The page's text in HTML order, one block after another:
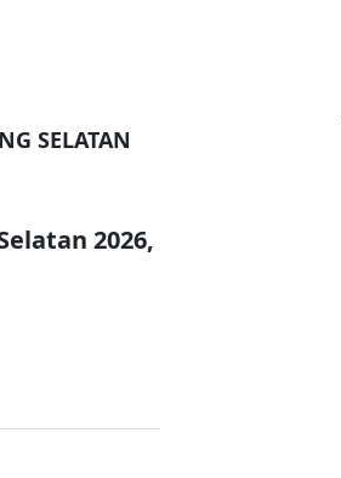
SELATAN
2026,